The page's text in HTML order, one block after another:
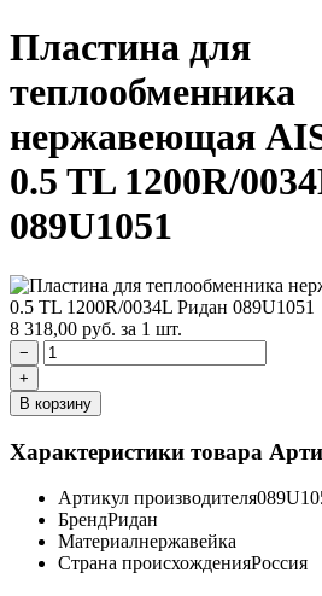
Пластина для
теплообменника
нержавеющая
0.5 TL 1200R/
089U1051
8 318,00 руб. за 1 шт.
−
+
В корзину
Характеристики товара
Артикул производителя
БрендРидан
Материалнержавейка
Страна происхожденияРоссия